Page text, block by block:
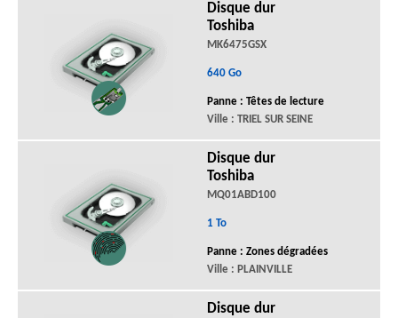
Disque dur
Toshiba
MK6475GSX
640 Go
Panne : Têtes de lecture
Ville : TRIEL SUR SEINE
Disque dur
Toshiba
MQ01ABD100
1 To
Panne : Zones dégradées
Ville : PLAINVILLE
Disque dur